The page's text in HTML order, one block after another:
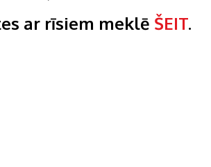
ar rīsiem meklē ŠEIT.